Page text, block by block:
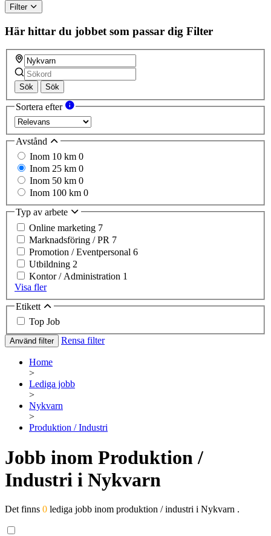
Filter
Här hittar du jobbet som passar dig Filter
Sök Sök
Sortera efter
Avstånd
Inom 10 km 0
Inom 25 km 0
Inom 50 km 0
Inom 100 km 0
Typ av arbete
Online marketing 7
Marknadsföring / PR 7
Promotion / Eventpersonal 6
Utbildning 2
Kontor / Administration 1
Visa fler
Etikett
Top Job
Använd filter Rensa filter
Home
>
Lediga jobb
>
Nykvarn
>
Produktion / Industri
Jobb inom Produktion /
Industri i Nykvarn
Det finns 0 lediga jobb inom produktion / industri i Nykvarn .